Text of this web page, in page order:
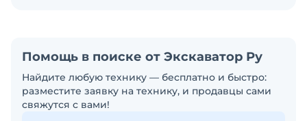
Помощь в поиске от Экскаватор Ру
Найдите любую технику — бесплатно и быстро:
разместите заявку на технику, и продавцы сами
свяжутся с вами!